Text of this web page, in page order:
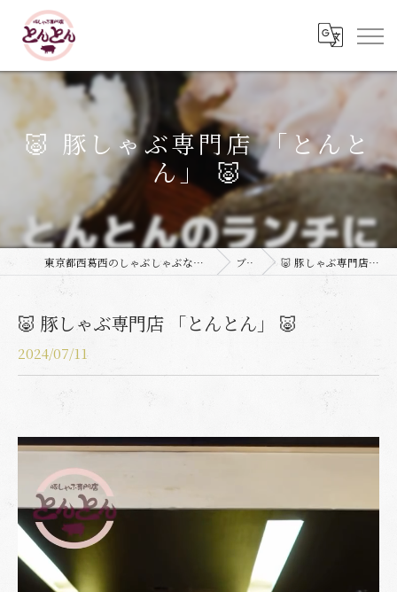
🐷 豚しゃぶ専門店 「とんと
ん」 🐷
東京都西葛西のしゃぶしゃぶなら豚しゃぶ専門店 とんとん ブログ 🐷 豚しゃぶ専門店 「とんとん」 🐷
🐷 豚しゃぶ専門店 「とんとん」 🐷
2024/07/11